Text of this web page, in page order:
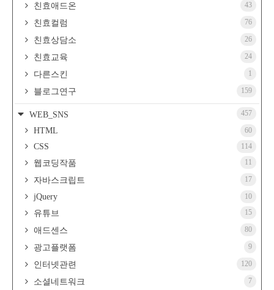
친효애드온 43
친효컬럼 76
친효상담소 26
친효교육 24
다른스킨 1
블로그연구 159
WEB_SNS 457
HTML 60
CSS 114
웹코딩작품 11
자바스크립트 17
jQuery 10
유튜브 15
애드센스 80
광고플랫폼 9
인터넷관련 120
소셜네트워크 7